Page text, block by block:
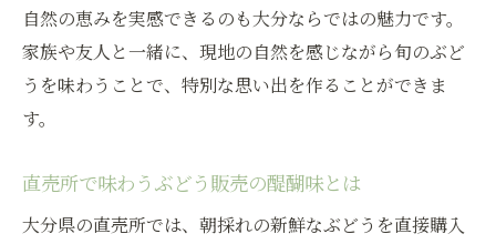
係
地元農園でぶどう販売を体感するおすすめ
方法
現地のぶどう販売イベントに参加する楽し
み方
自然の恵みを実感できるのも大分ならではの魅力です。
家族や友人と一緒に、現地の自然を感じながら旬のぶど
うを味わうことで、特別な思い出を作ることができま
す。
直売所で味わうぶどう販売の醍醐味とは
大分県の直売所では、朝採れの新鮮なぶどうを直接購入